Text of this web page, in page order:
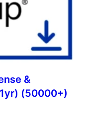
&
(50000+)